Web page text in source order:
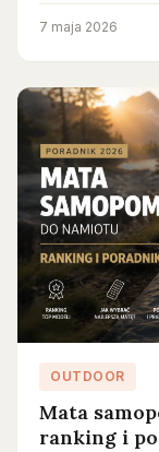
7 maja 2026
OUTDOOR
Mata
ranking i